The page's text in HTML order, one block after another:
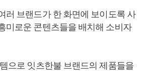
러 브랜드가 한 화면에 보이도록 사
미로운 콘텐츠들을 배치해 소비자
으로 잇츠한불 브랜드의 제품들을